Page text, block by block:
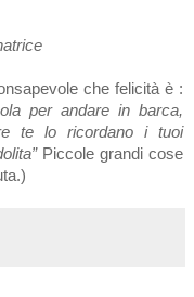
che felicità è :
per andare in barca,
te lo ricordano i tuoi
Piccole grandi cose